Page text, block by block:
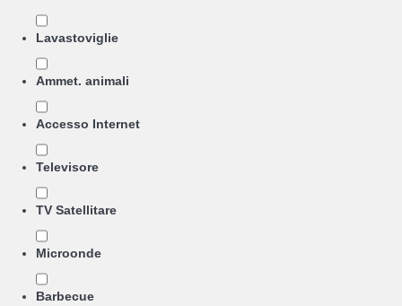
Lavastoviglie
Ammet. animali
Accesso Internet
Televisore
TV Satellitare
Microonde
Barbecue